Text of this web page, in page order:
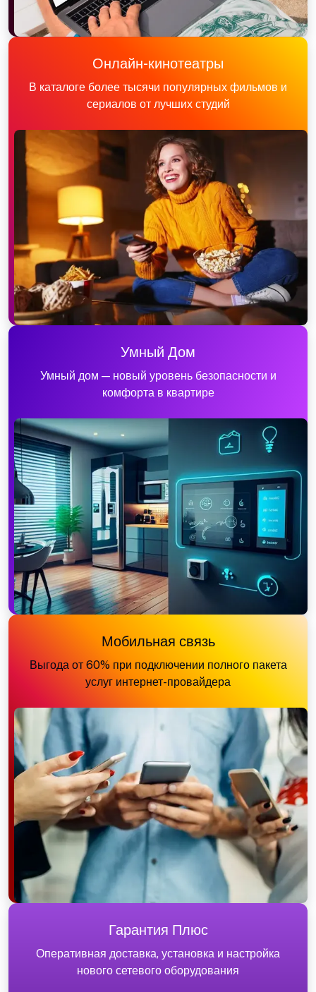
Онлайн-кинотеатры
В каталоге более тысячи популярных фильмов и
сериалов от лучших студий
Умный Дом
Умный дом — новый уровень безопасности и
комфорта в квартире
Мобильная связь
Выгода от 60% при подключении полного пакета
услуг интернет-провайдера
Гарантия Плюс
Оперативная доставка, установка и настройка
нового сетевого оборудования